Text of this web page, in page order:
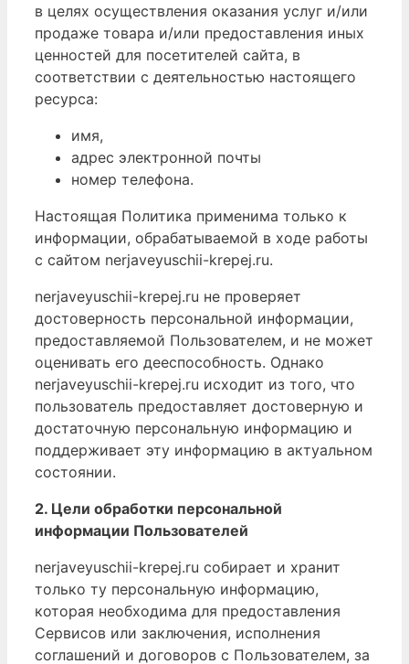
в целях осуществления оказания услуг и/или
продаже товара и/или предоставления иных
ценностей для посетителей сайта, в
соответствии с деятельностью настоящего
ресурса:
имя,
адрес электронной почты
номер телефона.
Настоящая Политика применима только к
информации, обрабатываемой в ходе работы
с сайтом nerjaveyuschii-krepej.ru.
nerjaveyuschii-krepej.ru не проверяет
достоверность персональной информации,
предоставляемой Пользователем, и не может
оценивать его дееспособность. Однако
nerjaveyuschii-krepej.ru исходит из того, что
пользователь предоставляет достоверную и
достаточную персональную информацию и
поддерживает эту информацию в актуальном
состоянии.
2. Цели обработки персональной
информации Пользователей
nerjaveyuschii-krepej.ru собирает и хранит
только ту персональную информацию,
которая необходима для предоставления
Сервисов или заключения, исполнения
соглашений и договоров с Пользователем, за